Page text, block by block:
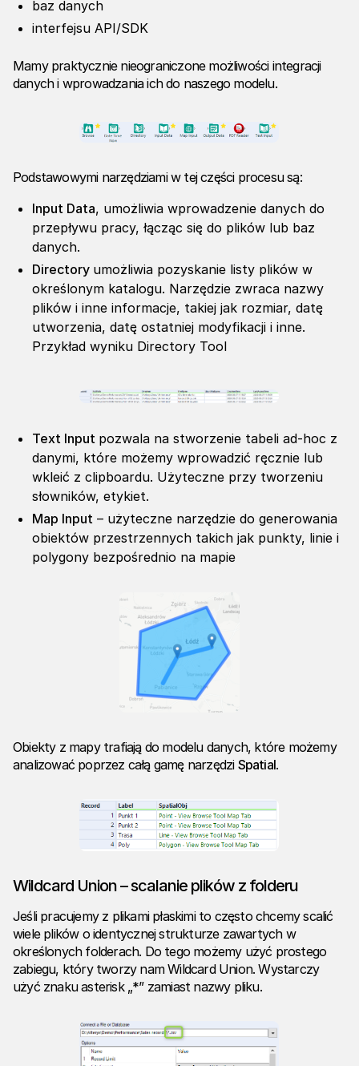
baz danych
interfejsu API/SDK
Mamy praktycznie nieograniczone możliwości integracji
danych i wprowadzania ich do naszego modelu.
Podstawowymi narzędziami w tej części procesu są:
Input Data, umożliwia wprowadzenie danych do
przepływu pracy, łącząc się do plików lub baz
danych.
Directory umożliwia pozyskanie listy plików w
określonym katalogu. Narzędzie zwraca nazwy
plików i inne informacje, takiej jak rozmiar, datę
utworzenia, datę ostatniej modyfikacji i inne.
Przykład wyniku Directory Tool
Text Input pozwala na stworzenie tabeli ad-hoc z
danymi, które możemy wprowadzić ręcznie lub
wkleić z clipboardu. Użyteczne przy tworzeniu
słowników, etykiet.
Map Input – użyteczne narzędzie do generowania
obiektów przestrzennych takich jak punkty, linie i
polygony bezpośrednio na mapie
Obiekty z mapy trafiają do modelu danych, które możemy
analizować poprzez całą gamę narzędzi Spatial.
Wildcard Union – scalanie plików z folderu
Jeśli pracujemy z plikami płaskimi to często chcemy scalić
wiele plików o identycznej strukturze zawartych w
określonych folderach. Do tego możemy użyć prostego
zabiegu, który tworzy nam Wildcard Union. Wystarczy
użyć znaku asterisk „*” zamiast nazwy pliku.